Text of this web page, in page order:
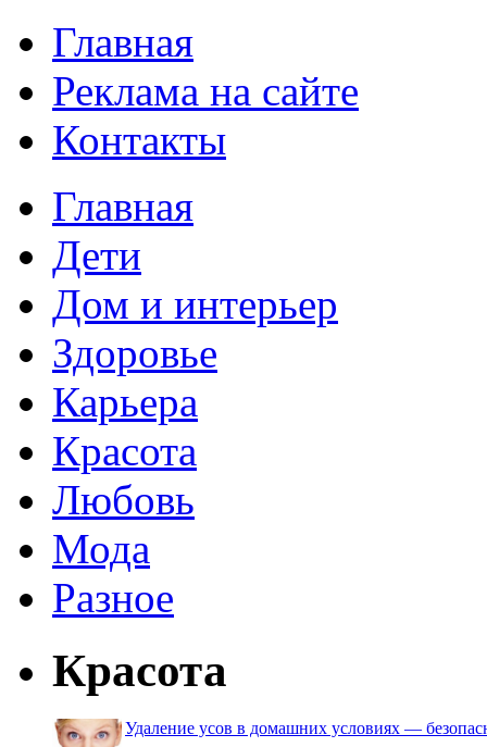
Главная
Реклама на сайте
Контакты
Главная
Дети
Дом и интерьер
Здоровье
Карьера
Красота
Любовь
Мода
Разное
Красота
Удаление усов в домашних условиях —